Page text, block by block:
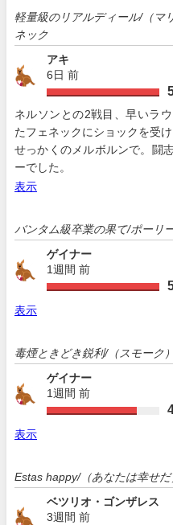
軽量級のリアルディール/（マ
ネック
アキ
6日 前
ネルソンとの2戦目、早いラ
たフェネックにショックを受け
せっかくのメルボルンで。闘
ーでした。
表示
バンタム級卒業の果て/ポーリ
ゲイナー
1週間 前
表示
毒煙ときどき鋭利/（スモーク
ゲイナー
1週間 前
表示
Estas happy/（あなたは幸せだ
ベツリオ・ゴンザレス
3週間 前